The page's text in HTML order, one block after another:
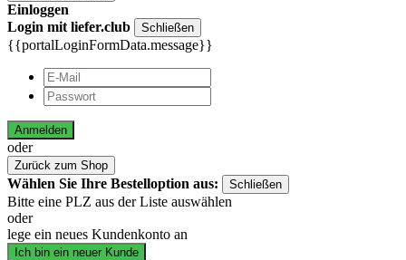
Einloggen
Login mit liefer.club
Schließen
{{portalLoginFormData.message}}
Anmelden
oder
Zurück zum Shop
Wählen Sie Ihre Bestelloption aus: Schließen
Bitte eine PLZ aus der Liste auswählen
oder
lege ein neues Kundenkonto an
Ich bin ein neuer Kunde